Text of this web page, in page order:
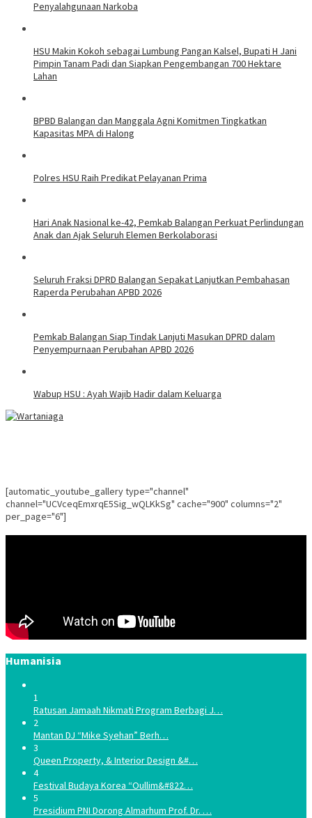
Penyalahgunaan Narkoba
HSU Makin Kokoh sebagai Lumbung Pangan Kalsel, Bupati H Jani
Pimpin Tanam Padi dan Siapkan Pengembangan 700 Hektare
Lahan
BPBD Balangan dan Manggala Agni Komitmen Tingkatkan
Kapasitas MPA di Halong
Polres HSU Raih Predikat Pelayanan Prima
Hari Anak Nasional ke-42, Pemkab Balangan Perkuat Perlindungan
Anak dan Ajak Seluruh Elemen Berkolaborasi
Seluruh Fraksi DPRD Balangan Sepakat Lanjutkan Pembahasan
Raperda Perubahan APBD 2026
Pemkab Balangan Siap Tindak Lanjuti Masukan DPRD dalam
Penyempurnaan Perubahan APBD 2026
Wabup HSU : Ayah Wajib Hadir dalam Keluarga
[automatic_youtube_gallery type="channel"
channel="UCVceqEmxrqE5Sig_wQLKkSg" cache="900" columns="2"
per_page="6"]
Humanisia
1
Ratusan Jamaah Nikmati Program Berbagi J…
2
Mantan DJ “Mike Syehan” Berh…
3
Queen Property, & Interior Design &#…
4
Festival Budaya Korea “Oullim&#822…
5
Presidium PNI Dorong Almarhum Prof. Dr. …